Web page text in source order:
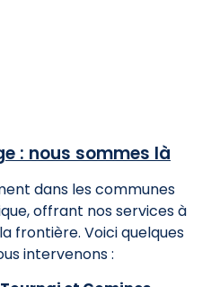
: nous sommes là
dans les communes
offrant nos services à
frontière. Voici quelques
intervenons :